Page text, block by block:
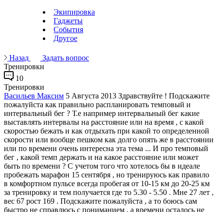
Экипировка
Гаджеты
События
Другое
Назад
Задать вопрос
Тренировки
10
Тренировки
Васильев Максим 5 Августа 2013 Здравствуйте ! Подскажите
пожалуйста как правильно распланировать темповый и
интервальный бег ? Т.е например интервальный бег какие
выставлять интервалы на расстояние или на время , с какой
скоростью бежать и как отдыхать при какой то определенной
скорости или вообще пешком как долго опять же в расстоянии
или по времени очень интересна эта тема ... И про темповый
бег , какой темп держать и на какое расстояние или может
быть по времени ? С учетом того что хотелось бы в идеале
пробежать марафон 15 сентября , но тренируюсь как правило
в комфортном пульсе всегда пробегая от 10-15 км до 20-25 км
за тренировку и тем получается где то 5.30 - 5.50 . Мне 27 лет ,
вес 67 рост 169 . Подскажите пожалуйста , а то боюсь сам
быстро не справлюсь с пониманием , а времени осталось не